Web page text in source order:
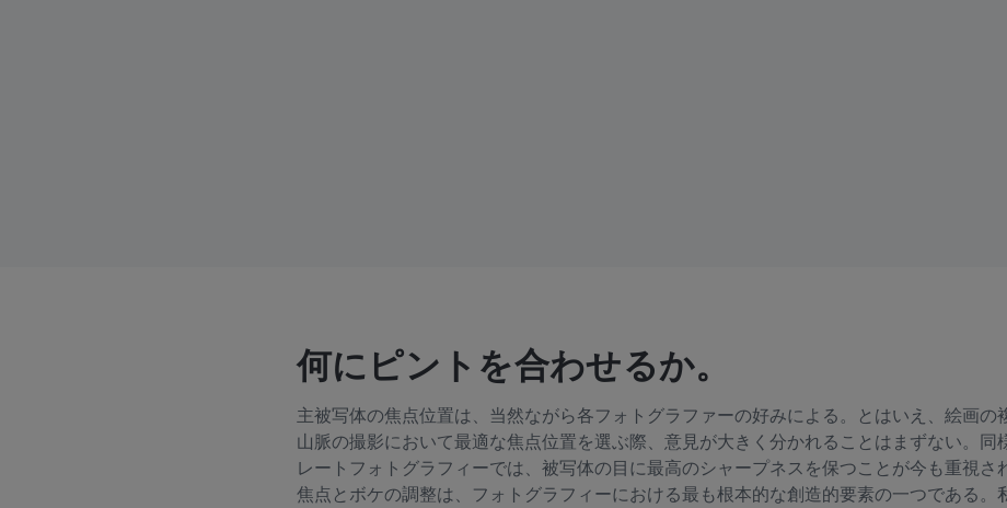
何にピントを合わせるか。
主被写体の焦点位置は、当然ながら各フォトグラファーの好みによる。とはいえ、絵画の
山脈の撮影において最適な焦点位置を選ぶ際、意見が大きく分かれることはまずない。同
レートフォトグラフィーでは、被写体の目に最高のシャープネスを保つことが今も重視さ
焦点とボケの調整は、フォトグラフィーにおける最も根本的な創造的要素の一つである。